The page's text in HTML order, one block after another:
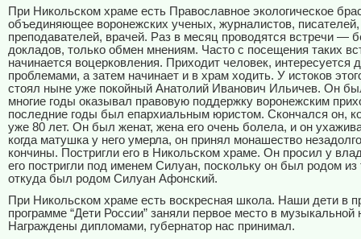
При Никольском храме есть Православное экологическое
объединяющее воронежских ученых, журналистов, писателей,
преподавателей, врачей. Раз в месяц проводятся встречи —
докладов, только обмен мнениям. Часто с посещения таких
начинается воцерковления. Приходит человек, интересуется
проблемами, а затем начинает и в храм ходить. У истоков
стоял ныне уже покойный Анатолий Иванович Ильичев. Он
многие годы оказывал правовую поддержку воронежским
последние годы был епархиальным юристом. Скончался он,
уже 80 лет. Он был женат, жена его очень болела, и он
когда матушка у него умерла, он принял монашество
кончины. Постригли его в Никольском храме. Он просил у
его постригли под именем Силуан, поскольку он был родом из
откуда был родом Силуан Афонский.
При Никольском храме есть воскресная школа. Наши дети в
программе “Дети России” заняли первое место в музыкальной
Награждены дипломами, губернатор нас принимал.